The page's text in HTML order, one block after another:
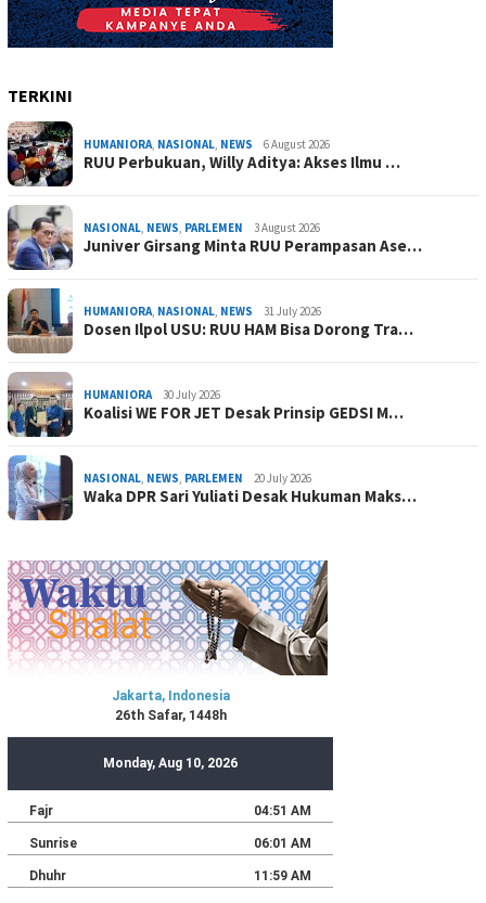
TERKINI
HUMANIORA, NASIONAL, NEWS 6 August 2026
RUU Perbukuan, Willy Aditya: Akses Ilmu …
NASIONAL, NEWS, PARLEMEN 3 August 2026
Juniver Girsang Minta RUU Perampasan Ase…
HUMANIORA, NASIONAL, NEWS 31 July 2026
Dosen Ilpol USU: RUU HAM Bisa Dorong Tra…
HUMANIORA 30 July 2026
Koalisi WE FOR JET Desak Prinsip GEDSI M…
NASIONAL, NEWS, PARLEMEN 20 July 2026
Waka DPR Sari Yuliati Desak Hukuman Maks…